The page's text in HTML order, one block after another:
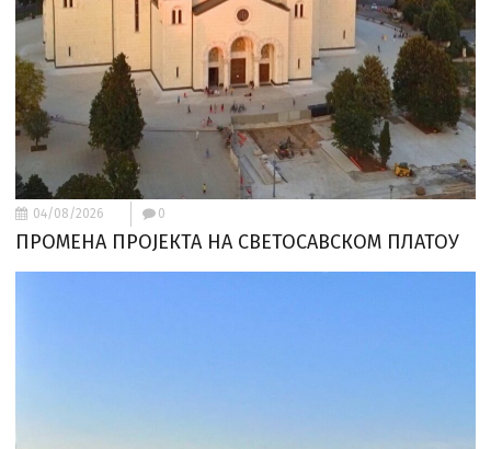
04/08/2026 0
ПРОМЕНА ПРОЈЕКТА НА СВЕТОСАВСКОМ ПЛАТОУ